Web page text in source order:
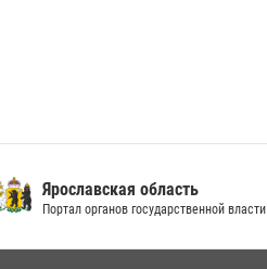
Ярославская область
Портал органов государственной власти